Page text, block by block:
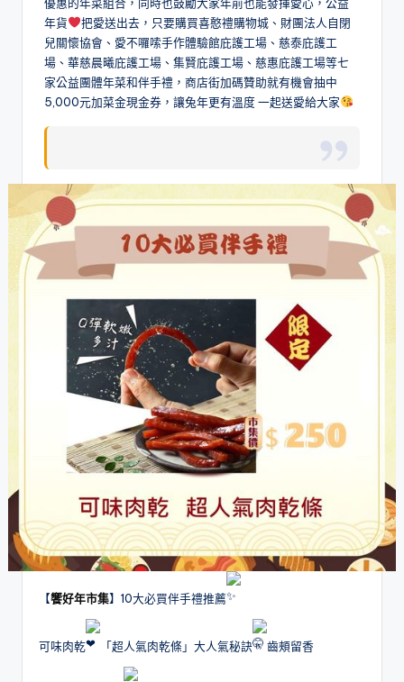
年貨
把愛送出去，只要購買喜憨禮購物城、財團法人自閉
兒關懷協會、愛不囉嗦手作體驗館庇護工場、慈泰庇護工
場、華慈晨曦庇護工場、集賢庇護工場、慈惠庇護工場等七
家公益團體年菜和伴手禮，商店街加碼贊助就有機會抽中
5,000元加菜金現金券，讓兔年更有溫度 一起送愛給大家
【饗好年市集】10大必買伴手禮推薦
可味肉乾 「超人氣肉乾條」大人氣秘訣 齒頰留香